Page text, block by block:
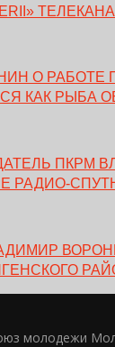
О РАБОТЕ
КАК РЫБА
ПКРМ
РАДИО-
молодежи